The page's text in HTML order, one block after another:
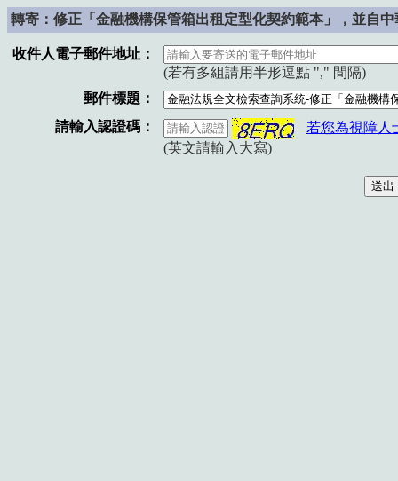
轉寄：修正「金融機構保管箱出租定型化契約範本」，並自
收件人電子郵件地址：
(若有多組請用半形逗點 "," 間隔)
郵件標題：
請輸入認證碼：
若您為視障人
(英文請輸入大寫)